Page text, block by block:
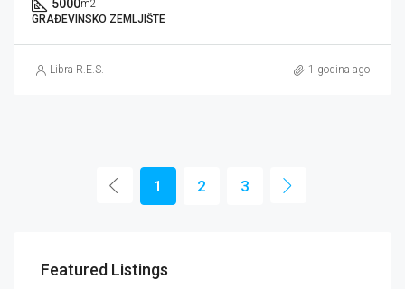
5000m2
GRAĐEVINSKO ZEMLJIŠTE
Libra R.E.S. 1 godina ago
1 2 3
Featured Listings